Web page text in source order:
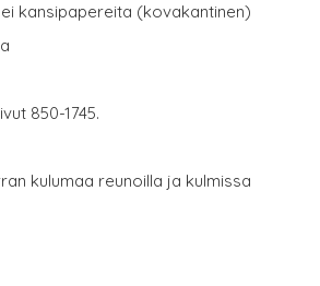
ei kansipapereita (kovakantinen)
850-1745.
kulumaa reunoilla ja kulmissa